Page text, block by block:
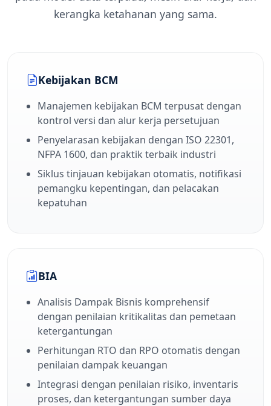
kerangka ketahanan yang sama.
Kebijakan BCM
Manajemen kebijakan BCM terpusat dengan
kontrol versi dan alur kerja persetujuan
Penyelarasan kebijakan dengan ISO 22301,
NFPA 1600, dan praktik terbaik industri
Siklus tinjauan kebijakan otomatis, notifikasi
pemangku kepentingan, dan pelacakan
kepatuhan
BIA
Analisis Dampak Bisnis komprehensif
dengan penilaian kritikalitas dan pemetaan
ketergantungan
Perhitungan RTO dan RPO otomatis dengan
penilaian dampak keuangan
Integrasi dengan penilaian risiko, inventaris
proses, dan ketergantungan sumber daya